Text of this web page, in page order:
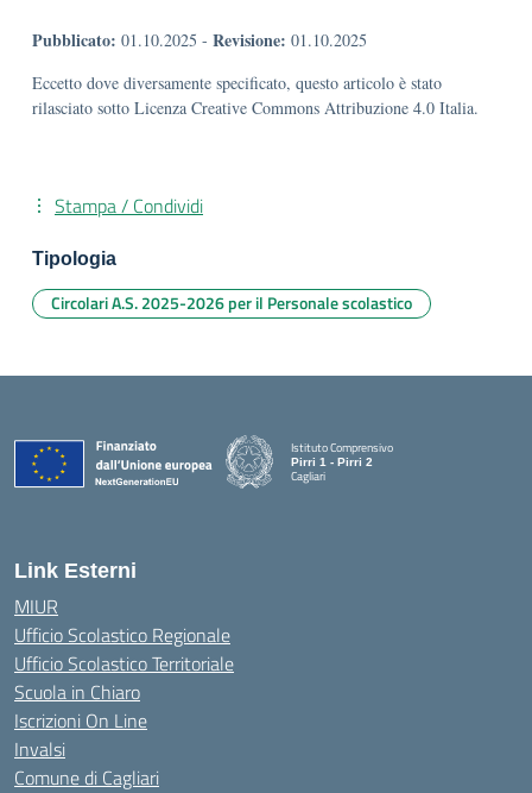
Pubblicato: 01.10.2025 - Revisione: 01.10.2025
Eccetto dove diversamente specificato, questo articolo è stato
rilasciato sotto Licenza Creative Commons Attribuzione 4.0 Italia.
Stampa / Condividi
Tipologia
Circolari A.S. 2025-2026 per il Personale scolastico
Istituto Comprensivo
Pirri 1 - Pirri 2
Cagliari
— Visita la pagina iniziale della scuola
Link Esterni
MIUR
Ufficio Scolastico Regionale
Ufficio Scolastico Territoriale
Scuola in Chiaro
Iscrizioni On Line
Invalsi
Comune di Cagliari